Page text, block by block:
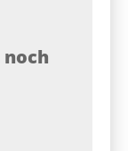
noch